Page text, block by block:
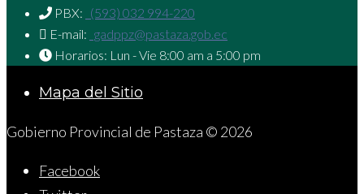
PBX: (593) 032 994-220
E-mail: gadppz@pastaza.gob.ec
Horarios: Lun - Vie 8:00 am a 5:00 pm
Mapa del Sitio
Gobierno Provincial de Pastaza © 2026
Facebook